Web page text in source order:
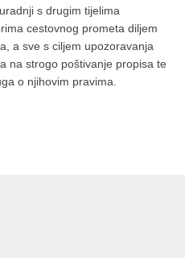
s drugim tijelima
cestovnog prometa diljem
a sve s ciljem upozoravanja
na strogo poštivanje propisa te
o njihovim pravima.